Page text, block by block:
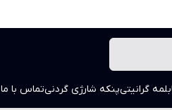
گرانیتیپنکه شارژی گردنیتماس با ما